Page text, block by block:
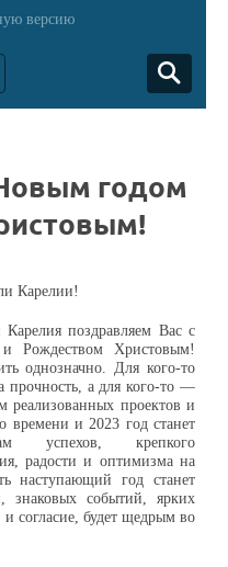
версию
годом
Карелии!
поздравляем Вас с
и Рождеством Христовым!
однозначно. Для кого-то
прочность, а для кого-то —
реализованных проектов и
времени и 2023 год станет
успехов, крепкого
радости и оптимизма на
наступающий год станет
событий, ярких
согласие, будет щедрым во